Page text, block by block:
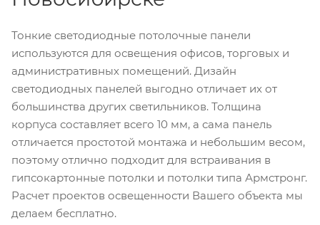
Тонкие светодиодные потолочные панели
используются для освещения офисов, торговых и
административных помещений. Дизайн
светодиодных панелей выгодно отличает их от
большинства других светильников. Толщина
корпуса составляет всего 10 мм, а сама панель
отличается простотой монтажа и небольшим весом,
поэтому отлично подходит для встраивания в
гипсокартонные потолки и потолки типа Армстронг.
Расчет проектов освещенности Вашего объекта мы
делаем бесплатно.